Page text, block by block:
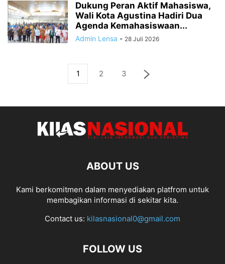
Dukung Peran Aktif Mahasiswa,
Wali Kota Agustina Hadiri Dua
Agenda Kemahasiswaan...
Admin Lensa - 28 Juli 2026
1 2 3
ABOUT US
Kami berkomitmen dalam menyediakan platfrom untuk
membagikan informasi di sekitar kita.
Contact us: kilasnasional0@gmail.com
FOLLOW US